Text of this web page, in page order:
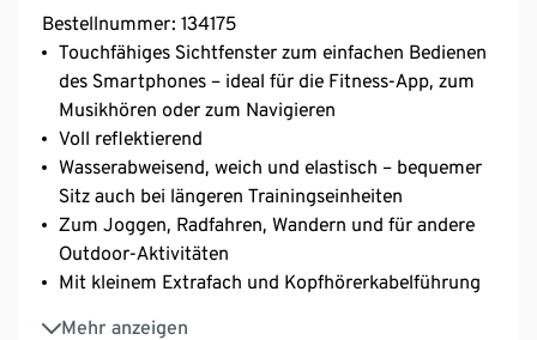
Bestellnummer: 134175
Touchfähiges Sichtfenster zum einfachen Bedienen
des Smartphones – ideal für die Fitness-App, zum
Musikhören oder zum Navigieren
Voll reflektierend
Wasserabweisend, weich und elastisch – bequemer
Sitz auch bei längeren Trainingseinheiten
Zum Joggen, Radfahren, Wandern und für andere
Outdoor-Aktivitäten
Mit kleinem Extrafach und Kopfhörerkabelführung
Mehr anzeigen
Passend für viele gängige Smartphones